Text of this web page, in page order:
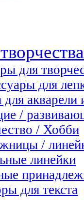
для
для
для акварели
/
/ Хобби
/
линейки
для текста